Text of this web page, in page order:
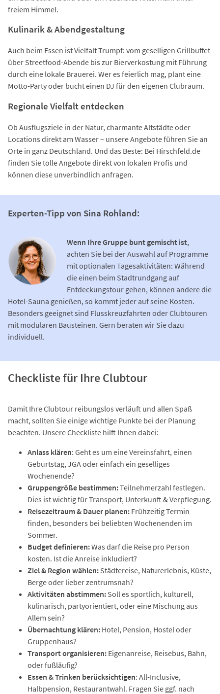
freiem Himmel.
Kulinarik & Abendgestaltung
Auch beim Essen ist Vielfalt Trumpf: vom geselligen Grillbuffet
über Streetfood-Abende bis zur Bierverkostung mit Führung
durch eine lokale Brauerei. Wer es feierlich mag, plant eine
Motto-Party oder bucht einen DJ für den eigenen Clubraum.
Regionale Vielfalt entdecken
Ob Ausflugsziele in der Natur, charmante Altstädte oder
Locations direkt am Wasser – unsere Angebote führen Sie an
Orte in ganz Deutschland. Und das Beste: Bei Hirschfeld.de
finden Sie tolle Angebote direkt von lokalen Profis und
können diese unverbindlich anfragen.
Experten-Tipp von Sina Rohland:
Wenn Ihre Gruppe bunt gemischt ist,
achten Sie bei der Auswahl auf Programme
mit optionalen Tagesaktivitäten: Während
die einen beim Stadtrundgang auf
Entdeckungstour gehen, können andere die
Hotel-Sauna genießen, so kommt jeder auf seine Kosten.
Besonders geeignet sind Flusskreuzfahrten oder Clubtouren
mit modularen Bausteinen. Gern beraten wir Sie dazu
individuell.
Checkliste für Ihre Clubtour
Damit Ihre Clubtour reibungslos verläuft und allen Spaß
macht, sollten Sie einige wichtige Punkte bei der Planung
beachten. Unsere Checkliste hilft Ihnen dabei:
Anlass klären: Geht es um eine Vereinsfahrt, einen
Geburtstag, JGA oder einfach ein geselliges
Wochenende?
Gruppengröße bestimmen:Teilnehmerzahl festlegen.
Dies ist wichtig für Transport, Unterkunft & Verpflegung.
Reisezeitraum & Dauer planen: Frühzeitig Termin
finden, besonders bei beliebten Wochenenden im
Sommer.
Budget definieren:Was darf die Reise pro Person
kosten. Ist die Anreise inkludiert?
Ziel & Region wählen: Städtereise, Naturerlebnis, Küste,
Berge oder lieber zentrumsnah?
Aktivitäten abstimmen: Soll es sportlich, kulturell,
kulinarisch, partyorientiert, oder eine Mischung aus
Allem sein?
Übernachtung klären: Hotel, Pension, Hostel oder
Gruppenhaus?
Transport organisieren: Eigenanreise, Reisebus, Bahn,
oder fußläufig?
Essen & Trinken berücksichtigen: All-Inclusive,
Halbpension, Restaurantwahl. Fragen Sie ggf. nach